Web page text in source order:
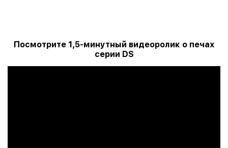
Посмотрите 1,5-минутный видеоролик о печах
серии DS